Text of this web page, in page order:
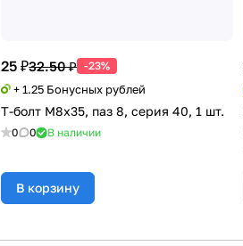
25 ₽32.50 ₽ -23%
+ 1.25 Бонусных рублей
Т-болт М8х35, паз 8, серия 40, 1 шт.
0 0 В наличии
В корзину